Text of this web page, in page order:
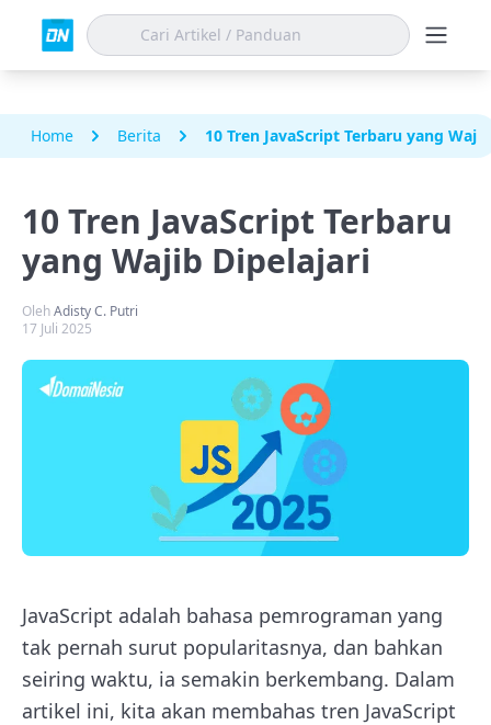
Home Berita 10 Tren JavaScript Terbaru yang
10 Tren JavaScript Terbaru
yang Wajib Dipelajari
OlehAdisty C. Putri
17 Juli 2025
JavaScript adalah bahasa pemrograman yang
tak pernah surut popularitasnya, dan bahkan
seiring waktu, ia semakin berkembang. Dalam
artikel ini, kita akan membahas tren JavaScript